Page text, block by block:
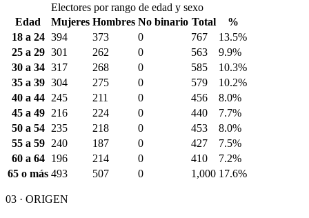
Electores por rango de edad y sexo
Edad
Mujeres Hombres No binario Total
%
18 a 24 394 373 0 767
13.5%
25 a 29 301 262 0 563
9.9%
30 a 34 317 268 0 585
10.3%
35 a 39 304 275 0 579
10.2%
40 a 44
245 211 0 456
8.0%
45 a 49
216 224 0 440
7.7%
50 a 54
235 218 0 453
8.0%
55 a 59
240 187 0 427
7.5%
60 a 64
196 214 0 410
7.2%
65 o más 493 507 0 1,000 17.6%
03 · ORIGEN